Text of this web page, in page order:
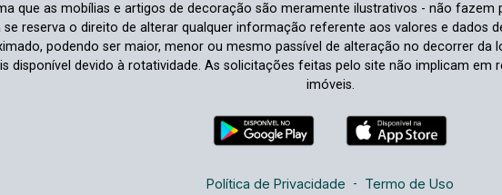
que as mobílias e artigos de decoração são meramente ilustrativos - não fazem
reserva o direito de alterar qualquer informação referente aos valores e dados
podendo ser maior, menor ou mesmo passível de alteração no decorrer da
disponível devido à rotatividade. As solicitações feitas pelo site não implicam em
imóveis.
Política de Privacidade - Termo de Uso